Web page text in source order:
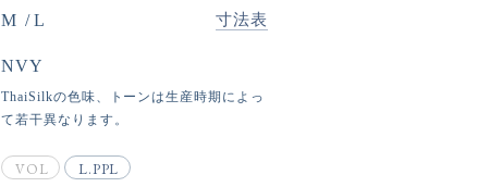
M L 寸法表
NVY
ThaiSilkの色味、トーンは生産時期によっ
て若干異なります。
VOL L.PPL